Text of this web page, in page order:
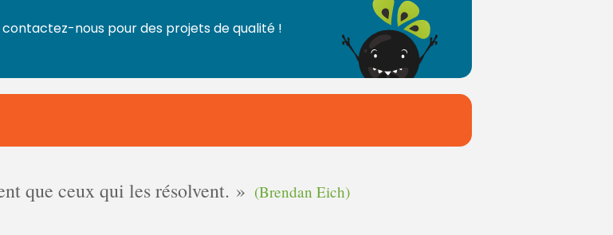
contactez-nous pour des projets de qualité !
que ceux qui les résolvent. (Brendan Eich)